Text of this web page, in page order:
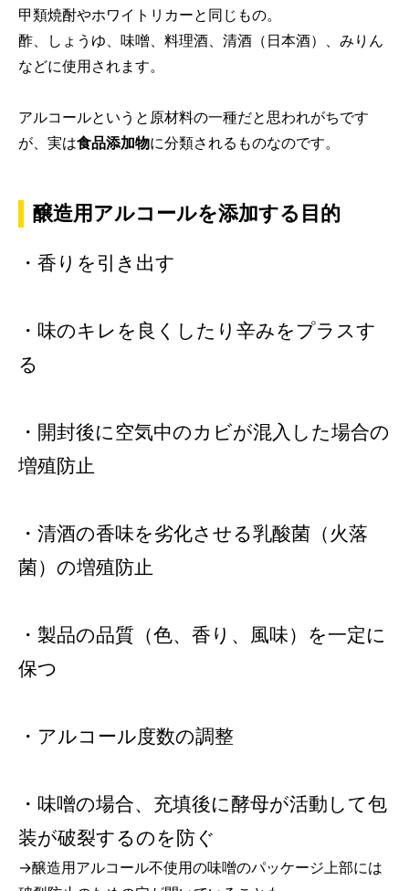
甲類焼酎やホワイトリカーと同じもの。
酢、しょうゆ、味噌、料理酒、清酒（日本酒）、みりん
などに使用されます。
アルコールというと原材料の一種だと思われがちです
が、実は食品添加物に分類されるものなのです。
醸造用アルコールを添加する目的
・香りを引き出す
・味のキレを良くしたり辛みをプラスす
る
・開封後に空気中のカビが混入した場合の
増殖防止
・清酒の香味を劣化させる乳酸菌（火落
菌）の増殖防止
・製品の品質（色、香り、風味）を一定に
保つ
・アルコール度数の調整
・味噌の場合、充填後に酵母が活動して包
装が破裂するのを防ぐ
→醸造用アルコール不使用の味噌のパッケージ上部には